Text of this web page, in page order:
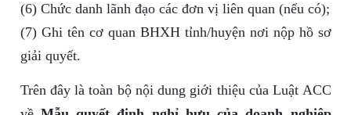
(6) Chức danh lãnh đạo các đơn vị liên quan (nếu có);
(7) Ghi tên cơ quan BHXH tỉnh/huyện nơi nộp hồ sơ
giải quyết.
Trên đây là toàn bộ nội dung giới thiệu của Luật ACC